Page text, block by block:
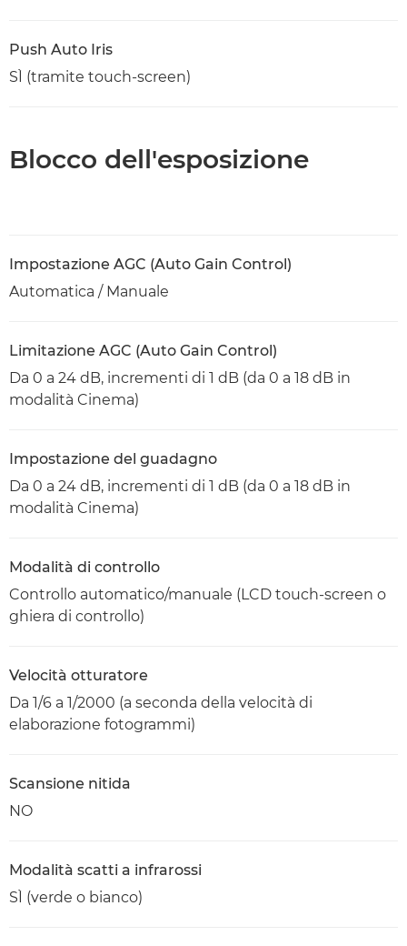
Push Auto Iris
SÌ (tramite touch-screen)
Blocco dell'esposizione
Impostazione AGC (Auto Gain Control)
Automatica / Manuale
Limitazione AGC (Auto Gain Control)
Da 0 a 24 dB, incrementi di 1 dB (da 0 a 18 dB in
modalità Cinema)
Impostazione del guadagno
Da 0 a 24 dB, incrementi di 1 dB (da 0 a 18 dB in
modalità Cinema)
Modalità di controllo
Controllo automatico/manuale (LCD touch-screen o
ghiera di controllo)
Velocità otturatore
Da 1/6 a 1/2000 (a seconda della velocità di
elaborazione fotogrammi)
Scansione nitida
NO
Modalità scatti a infrarossi
SÌ (verde o bianco)